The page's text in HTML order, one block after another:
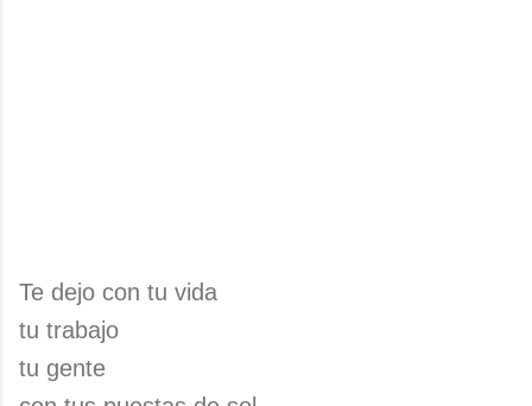
Te dejo con tu vida
tu trabajo
tu gente